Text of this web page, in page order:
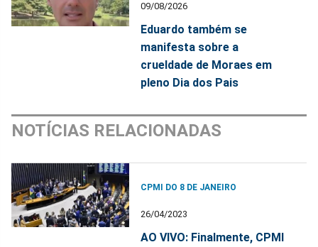
09/08/2026
Eduardo também se
manifesta sobre a
crueldade de Moraes em
pleno Dia dos Pais
NOTÍCIAS RELACIONADAS
CPMI DO 8 DE JANEIRO
26/04/2023
AO VIVO: Finalmente, CPMI